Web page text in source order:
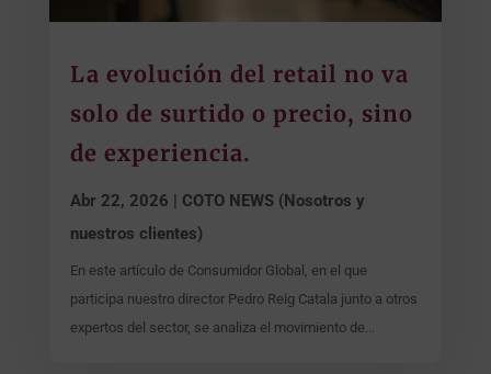
La evolución del retail no va
solo de surtido o precio, sino
de experiencia.
Abr 22, 2026 | COTO NEWS (Nosotros y
nuestros clientes)
En este artículo de Consumidor Global, en el que
participa nuestro director Pedro Reig Catala junto a otros
expertos del sector, se analiza el movimiento de...